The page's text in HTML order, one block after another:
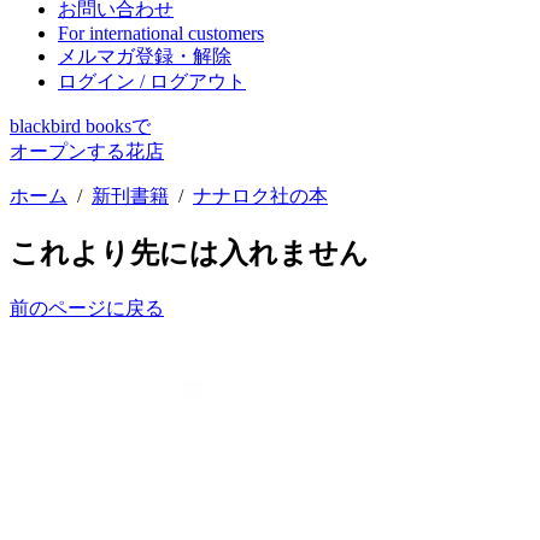
お問い合わせ
For international customers
メルマガ登録・解除
ログイン / ログアウト
blackbird booksで
オープンする花店
ホーム / 新刊書籍 / ナナロク社の本
これより先には入れません
前のページに戻る